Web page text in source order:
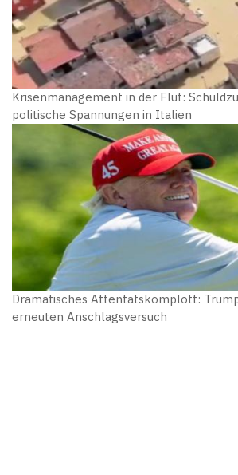
Krisenmanagement in der Flut:
politische Spannungen in Italien
Dramatisches Attentatskomplott:
erneuten Anschlagsversuch